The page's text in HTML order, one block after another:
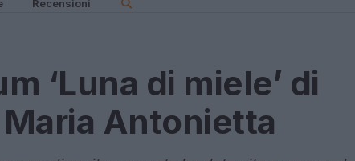
Recensioni
‘Luna di miele’ di
Antonietta